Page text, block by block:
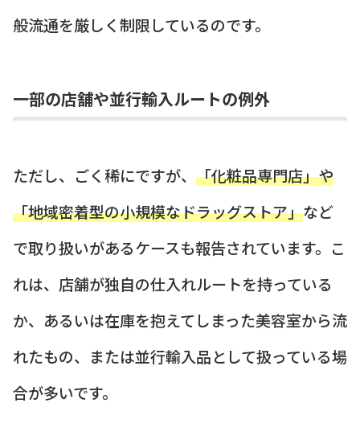
般流通を厳しく制限しているのです。
一部の店舗や並行輸入ルートの例外
ただし、ごく稀にですが、 「化粧品専門店」や
「地域密着型の小規模なドラッグストア」など
で取り扱いがあるケースも報告されています。こ
れは、店舗が独自の仕入れルートを持っている
か、あるいは在庫を抱えてしまった美容室から流
れたもの、または並行輸入品として扱っている場
合が多いです。